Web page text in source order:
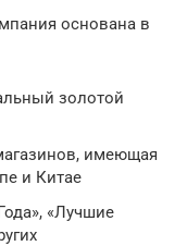
основана в
золотой
имеющая
и Китае
«Лучшие